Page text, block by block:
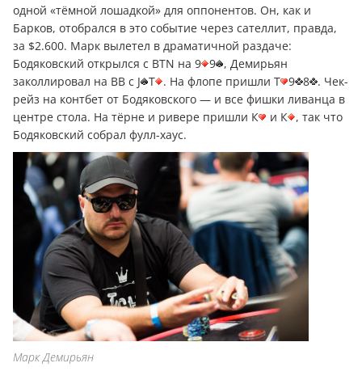
одной «тёмной лошадкой» для оппонентов. Он, как и
Барков, отобрался в это событие через сателлит, правда,
за $2.600. Марк вылетел в драматичной раздаче:
Бодяковский открылся с BTN на 9 9 , Демирьян
заколлировал на BB с J T . На флопе пришли Т 9 8 . Чек-
рейз на контбет от Бодяковского — и все фишки ливанца в
центре стола. На тёрне и ривере пришли К
и К , так что
Бодяковский собрал фулл-хаус.
Марк Демирьян